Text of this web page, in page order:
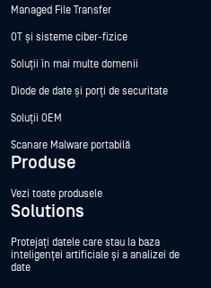
Managed File Transfer
OT și sisteme ciber-fizice
Soluții în mai multe domenii
Diode de date și porți de securitate
Soluții OEM
Scanare Malware portabilă
Produse
Vezi toate produsele
Solutions
Protejați datele care stau la baza
inteligenței artificiale și a analizei de
date